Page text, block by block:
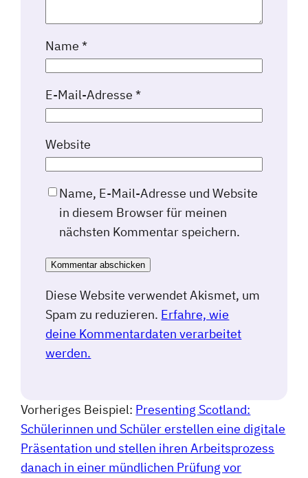
Name*
E-Mail-Adresse*
Website
Name, E-Mail-Adresse und Website
in diesem Browser für meinen
nächsten Kommentar speichern.
Diese Website verwendet Akismet, um
Spam zu reduzieren. Erfahre, wie
deine Kommentardaten verarbeitet
werden.
Vorheriges Beispiel: Presenting Scotland:
Schülerinnen und Schüler erstellen eine digitale
Präsentation und stellen ihren Arbeitsprozess
danach in einer mündlichen Prüfung vor